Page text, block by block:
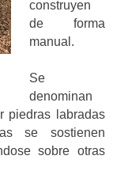
construyen
de forma
manual.
Se
denominan
piedras labradas
se sostienen
sobre otras